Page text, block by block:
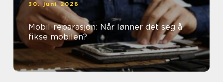
30. juni 2026
Mobil-reparasjon: Når lønner det seg å
fikse mobilen?